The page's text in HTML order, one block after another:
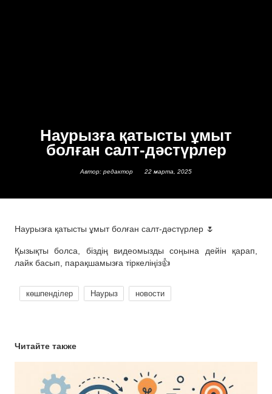
Наурызға қатысты ұмыт
болған салт-дәстүрлер
Автор: редактор 22 марта, 2025
Наурызға қатысты ұмыт болған салт-дәстүрлер 🌷
Қызықты болса, біздің видеомызды соңына дейін қарап,
лайк басып, парақшамызға тіркеліңіз👍
көшпенділер Наурыз новости
Читайте также